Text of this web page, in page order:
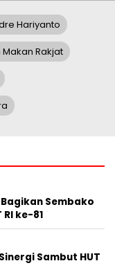
Hariyanto
Rakjat
Sembako
ke-81
Sambut HUT